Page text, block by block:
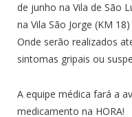
de junho na Vila de São
na Vila São Jorge (KM
Onde serão realizados
sintomas gripais ou
A equipe médica fará a
medicamento na HORA!